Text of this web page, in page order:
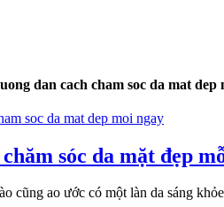
dan cach cham soc da mat dep
sóc da mặt đẹp
cũng ao ước có một làn da sáng